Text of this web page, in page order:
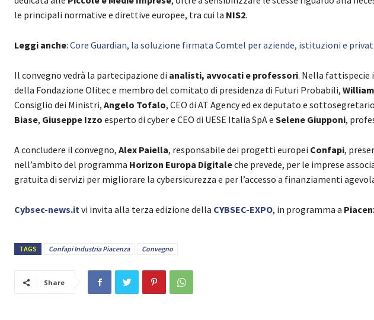
le principali normative e direttive europee, tra cui la NIS2.
Leggi anche: Core Guardian, la soluzione firmata Comtel per aziende, istituzioni e
Il convegno vedrà la partecipazione di analisti, avvocati e professori. Nella fattispecie
della Fondazione Olitec e membro del comitato di presidenza di Futuri Probabili,
Consiglio dei Ministri, Angelo Tofalo, CEO di AT Agency ed ex deputato e
Biase, Giuseppe Izzo esperto di cyber e CEO di UESE Italia SpA e Selene Giupponi,
A concludere il convegno, Alex Paiella, responsabile dei progetti europei Confapi,
nell’ambito del programma Horizon Europa Digitaleche prevede, per le imprese
gratuita di servizi per migliorare la cybersicurezza e per l’accesso a finanziamenti
Cybsec-news.itvi invita alla terza edizione della CYBSEC-EXPO, in programma a
TAGS Confapi Industria Piacenza Convegno
Share